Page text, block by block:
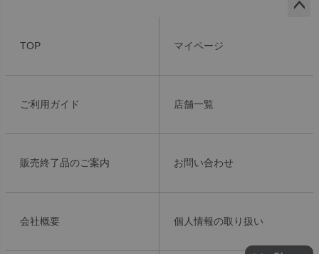
TOP マイページ
ご利用ガイド 店舗一覧
販売終了品のご案内 お問い合わせ
会社概要 個人情報の取り扱い